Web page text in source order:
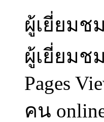
ผู้เยี่ยมช
ผู้เยี่ยมช
Pages
คน